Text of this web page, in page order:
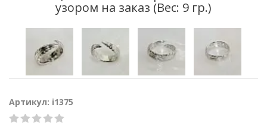
узором на заказ (Вес: 9 гр.)
Артикул: i1375